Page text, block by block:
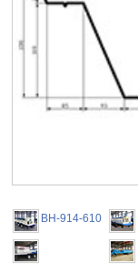
BH-914-610